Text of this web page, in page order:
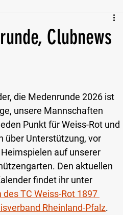
Clubnews
die Medenrunde 2026 ist
unsere Mannschaften
Punkt für Weiss-Rot und
über Unterstützung, vor
auf unserer
Den aktuellen
findet ihr unter
des TC Weiss-Rot 1897
Rheinland-Pfalz.